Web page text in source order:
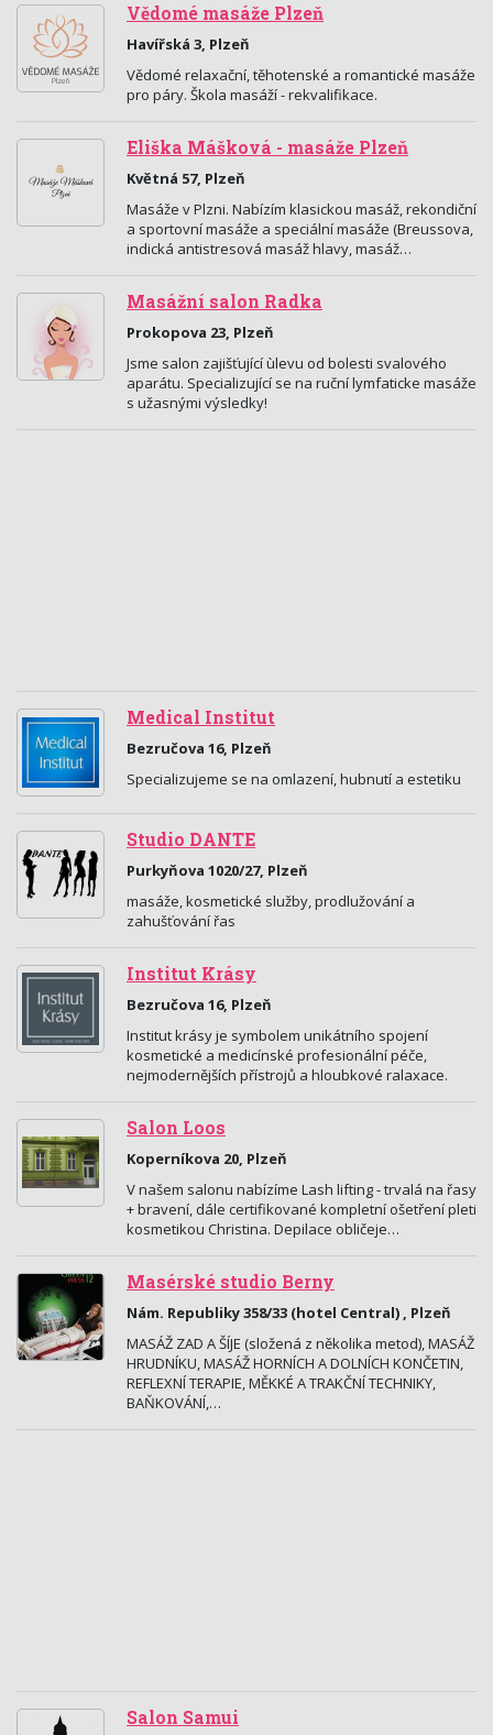
Vědomé masáže Plzeň
Havířská 3, Plzeň
Vědomé relaxační, těhotenské a romantické masáže
pro páry. Škola masáží - rekvalifikace.
Eliška Mášková - masáže Plzeň
Květná 57, Plzeň
Masáže v Plzni. Nabízím klasickou masáž, rekondiční
a sportovní masáže a speciální masáže (Breussova,
indická antistresová masáž hlavy, masáž…
Masážní salon Radka
Prokopova 23, Plzeň
Jsme salon zajišťující ùlevu od bolesti svalového
aparátu. Specializující se na ruční lymfaticke masáže
s užasnými výsledky!
Medical Institut
Bezručova 16, Plzeň
Specializujeme se na omlazení, hubnutí a estetiku
Studio DANTE
Purkyňova 1020/27, Plzeň
masáže, kosmetické služby, prodlužování a
zahušťování řas
Institut Krásy
Bezručova 16, Plzeň
Institut krásy je symbolem unikátního spojení
kosmetické a medicínské profesionální péče,
nejmodernějších přístrojů a hloubkové ralaxace.
Salon Loos
Koperníkova 20, Plzeň
V našem salonu nabízíme Lash lifting - trvalá na řasy
+ bravení, dále certifikované kompletní ošetření pleti
kosmetikou Christina. Depilace obličeje…
Masérské studio Berny
Nám. Republiky 358/33 (hotel Central) , Plzeň
MASÁŽ ZAD A ŠÍJE (složená z několika metod), MASÁŽ
HRUDNÍKU, MASÁŽ HORNÍCH A DOLNÍCH KONČETIN,
REFLEXNÍ TERAPIE, MĚKKÉ A TRAKČNÍ TECHNIKY,
BAŇKOVÁNÍ,…
Salon Samui